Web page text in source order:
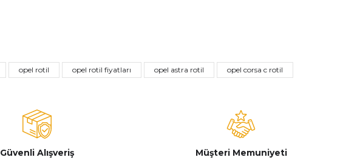
opel rotil opel rotil fiyatları opel astra rotil opel corsa c rotil
Güvenli Alışveriş
Müşteri Memuniyeti